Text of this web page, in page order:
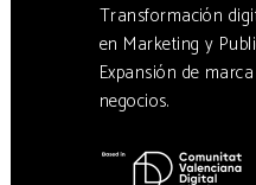
Transformación
en Marketing y
Expansión de
negocios.